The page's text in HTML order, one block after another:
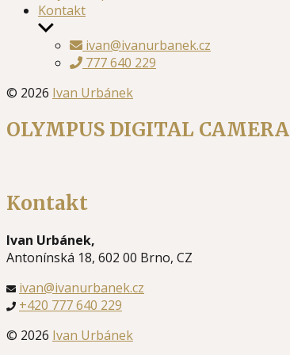
Kontakt
Zobrazit
podmenuivan@ivanurbanek.cz
777 640 229
© 2026 Ivan Urbánek
OLYMPUS DIGITAL CAMERA
Kontakt
Ivan Urbánek,
Antonínská 18, 602 00 Brno, CZ
ivan@ivanurbanek.cz
+420 777 640 229
© 2026 Ivan Urbánek